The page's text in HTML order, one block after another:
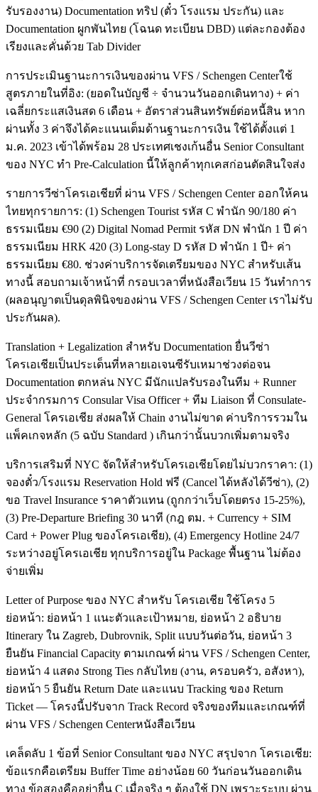
รับรองงาน) Documentation ทริป (ตั๋ว โรงแรม ประกัน) และ
Documentation ผูกพันไทย (โฉนด ทะเบียน DBD) แต่ละกองต้อง
เรียงและคั่นด้วย Tab Divider
การประเมินฐานะการเงินของผ่าน VFS / Schengen Centerใช้
สูตรภายในที่อิง: (ยอดในบัญชี ÷ จำนวนวันออกเดินทาง) + ค่า
เฉลี่ยกระแสเงินสด 6 เดือน + อัตราส่วนสินทรัพย์ต่อหนี้สิน หาก
ผ่านทั้ง 3 ค่าจึงได้คะแนนเต็มด้านฐานะการเงิน ใช้ได้ตั้งแต่ 1
ม.ค. 2023 เข้าได้พร้อม 28 ประเทศเชงเก้นอื่น Senior Consultant
ของ NYC ทำ Pre-Calculation นี้ให้ลูกค้าทุกเคสก่อนตัดสินใจส่ง
รายการวีซ่าโครเอเชียที่ ผ่าน VFS / Schengen Center ออกให้คน
ไทยทุกรายการ: (1) Schengen Tourist รหัส C พำนัก 90/180 ค่า
ธรรมเนียม €90 (2) Digital Nomad Permit รหัส DN พำนัก 1 ปี ค่า
ธรรมเนียม HRK 420 (3) Long-stay D รหัส D พำนัก 1 ปี+ ค่า
ธรรมเนียม €80. ช่วงค่าบริการจัดเตรียมของ NYC สำหรับเส้น
ทางนี้ สอบถามเจ้าหน้าที่ กรอบเวลาที่หนังสือเวียน 15 วันทำการ
(ผลอนุญาตเป็นดุลพินิจของผ่าน VFS / Schengen Center เราไม่รับ
ประกันผล).
Translation + Legalization สำหรับ Documentation ยื่นวีซ่า
โครเอเชียเป็นประเด็นที่หลายเอเจนซีรับเหมาช่วงต่อจน
Documentation ตกหล่น NYC มีนักแปลรับรองในทีม + Runner
ประจำกรมการ Consular Visa Officer + ทีม Liaison ที่ Consulate-
General โครเอเชีย ส่งผลให้ Chain งานไม่ขาด ค่าบริการรวมใน
แพ็คเกจหลัก (5 ฉบับ Standard ) เกินกว่านั้นบวกเพิ่มตามจริง
บริการเสริมที่ NYC จัดให้สำหรับโครเอเชียโดยไม่บวกราคา: (1)
จองตั๋ว/โรงแรม Reservation Hold ฟรี (Cancel ได้หลังได้วีซ่า), (2)
ขอ Travel Insurance ราคาตัวแทน (ถูกกว่าเว็บโดยตรง 15-25%),
(3) Pre-Departure Briefing 30 นาที (กฎ ตม. + Currency + SIM
Card + Power Plug ของโครเอเชีย), (4) Emergency Hotline 24/7
ระหว่างอยู่โครเอเชีย ทุกบริการอยู่ใน Package พื้นฐาน ไม่ต้อง
จ่ายเพิ่ม
Letter of Purpose ของ NYC สำหรับ โครเอเชีย ใช้โครง 5
ย่อหน้า: ย่อหน้า 1 แนะตัวและเป้าหมาย, ย่อหน้า 2 อธิบาย
Itinerary ใน Zagreb, Dubrovnik, Split แบบวันต่อวัน, ย่อหน้า 3
ยืนยัน Financial Capacity ตามเกณฑ์ ผ่าน VFS / Schengen Center,
ย่อหน้า 4 แสดง Strong Ties กลับไทย (งาน, ครอบครัว, อสังหา),
ย่อหน้า 5 ยืนยัน Return Date และแนบ Tracking ของ Return
Ticket — โครงนี้ปรับจาก Track Record จริงของทีมและเกณฑ์ที่
ผ่าน VFS / Schengen Centerหนังสือเวียน
เคล็ดลับ 1 ข้อที่ Senior Consultant ของ NYC สรุปจาก โครเอเชีย:
ข้อแรกคือเตรียม Buffer Time อย่างน้อย 60 วันก่อนวันออกเดิน
ทาง ข้อสองคืออย่ายื่น C เมื่อจริง ๆ ต้องใช้ DN เพราะระบบ ผ่าน